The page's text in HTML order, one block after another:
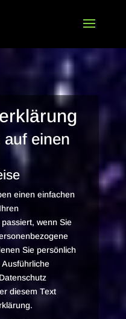
einen
einen einfachen
wenn Sie
Sie persönlich
diesem Text